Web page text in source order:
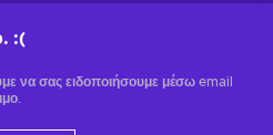
:(
να σας ειδοποιήσουμε μέσω email